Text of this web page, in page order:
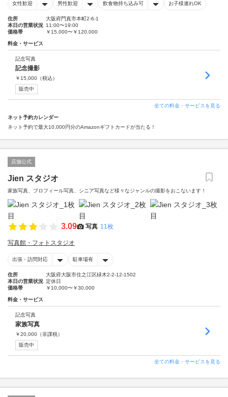
女性歓迎 男性歓迎 飲食物持ち込み可 お子様連れOK
住所
大阪府門真市本町2-6-1
本日の営業状況 11:00〜19:00
価格帯
￥15,000〜￥120,000
料金・サービス
記念写真
記念撮影
￥ 15,000 （税込）
販売中
全ての料金・サービスを見る
ネット予約カレンダー
ネット予約で最大10,000円分のAmazonギフトカードが当たる！
店舗公式
Jien スタジオ
家族写真、プロフィール写真、シニア写真など様々なジャンルの撮影をおこないます！
3.09 写真 11枚
写真館・フォトスタジオ
出張・訪問対応 駐車場有
住所
大阪府大阪市住之江区緑木2-2-12-1502
本日の営業状況 定休日
価格帯
￥10,000〜￥30,000
料金・サービス
記念写真
家族写真
￥20,000 （非課税）
販売中
全ての料金・サービスを見る